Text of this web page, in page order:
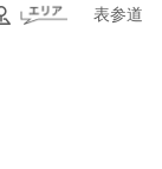
表参道